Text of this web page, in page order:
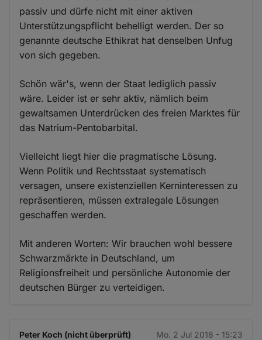
passiv und dürfe nicht mit einer aktiven
Unterstützungspflicht behelligt werden. Der so
genannte deutsche Ethikrat hat denselben Unfug
von sich gegeben.
Schön wär's, wenn der Staat lediglich passiv
wäre. Leider ist er sehr aktiv, nämlich beim
gewaltsamen Unterdrücken des freien Marktes für
das Natrium-Pentobarbital.
Vielleicht liegt hier die pragmatische Lösung.
Wenn Politik und Rechtsstaat systematisch
versagen, unsere existenziellen Kerninteressen zu
repräsentieren, müssen extralegale Lösungen
geschaffen werden.
Mit anderen Worten: Wir brauchen wohl bessere
Schwarzmärkte in Deutschland, um
Religionsfreiheit und persönliche Autonomie der
deutschen Bürger zu verteidigen.
Peter Koch (nicht überprüft) Mo. 2 Jul 2018 - 15:23